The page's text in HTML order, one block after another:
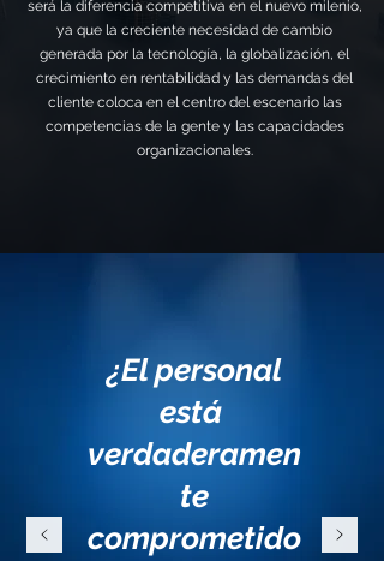
será la diferencia competitiva en el nuevo milenio,
ya que la creciente necesidad de cambio
generada por la tecnología, la globalización, el
crecimiento en rentabilidad y las demandas del
cliente coloca en el centro del escenario las
competencias de la gente y las capacidades
organizacionales.
¿El personal
está
verdaderamen
te
comprometido